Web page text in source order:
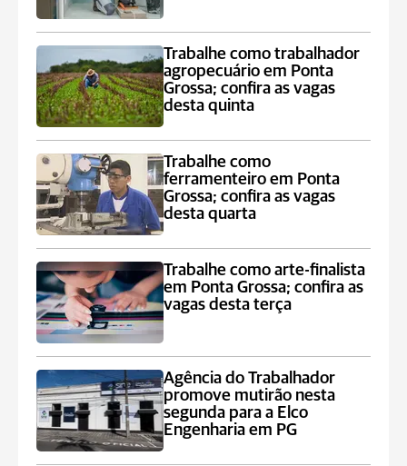
Trabalhe como trabalhador
agropecuário em Ponta
Grossa; confira as vagas
desta quinta
Trabalhe como
ferramenteiro em Ponta
Grossa; confira as vagas
desta quarta
Trabalhe como arte-finalista
em Ponta Grossa; confira as
vagas desta terça
Agência do Trabalhador
promove mutirão nesta
segunda para a Elco
Engenharia em PG